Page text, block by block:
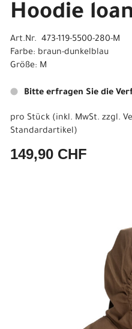
Hoodie
Art.Nr. 473-119-5500-280-M
Farbe: braun-dunkelblau
Größe: M
Bitte erfragen Sie die
pro Stück (inkl. MwSt. zzgl.
Standardartikel)
149,90 CHF